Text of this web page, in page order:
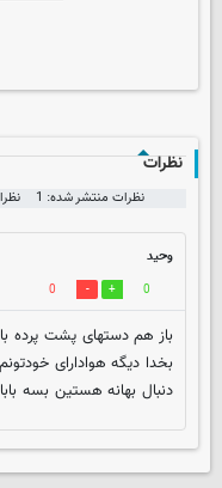
نظرات
نظرات منتشر شده: 1
وحید
0
0
باز هم دستهای پشت پرده
بخدا دیگه هوادارای
دنبال بهانه هستین بسه بابا